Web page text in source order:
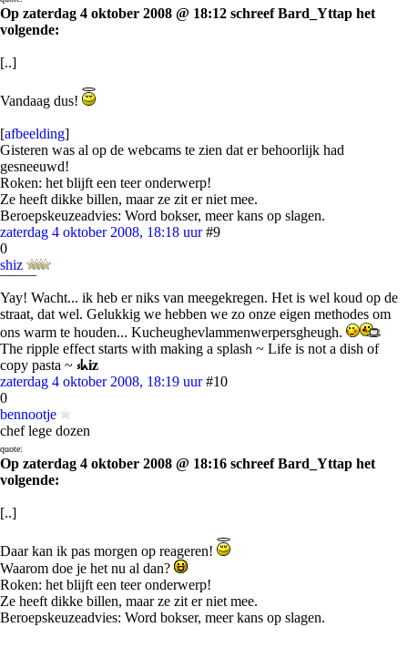
Op zaterdag 4 oktober 2008 @ 18:12 schreef Bard_Yttap het
volgende:
[..]
Vandaag dus!
[afbeelding]
Gisteren was al op de webcams te zien dat er behoorlijk had
gesneeuwd!
Roken: het blijft een teer onderwerp!
Ze heeft dikke billen, maar ze zit er niet mee.
Beroepskeuzeadvies: Word bokser, meer kans op slagen.
zaterdag 4 oktober 2008, 18:18 uur #9
0
shiz
¯¯¯¯¯
Yay! Wacht... ik heb er niks van meegekregen. Het is wel koud op de
straat, dat wel. Gelukkig we hebben we zo onze eigen methodes om
ons warm te houden... Kucheughevlammenwerpersgheugh.
The ripple effect starts with making a splash ~ Life is not a dish of
copy pasta ~ ⳽ᖾiz
zaterdag 4 oktober 2008, 18:19 uur #10
0
bennootje
chef lege dozen
quote:
Op zaterdag 4 oktober 2008 @ 18:16 schreef Bard_Yttap het
volgende:
[..]
Daar kan ik pas morgen op reageren!
Waarom doe je het nu al dan?
Roken: het blijft een teer onderwerp!
Ze heeft dikke billen, maar ze zit er niet mee.
Beroepskeuzeadvies: Word bokser, meer kans op slagen.